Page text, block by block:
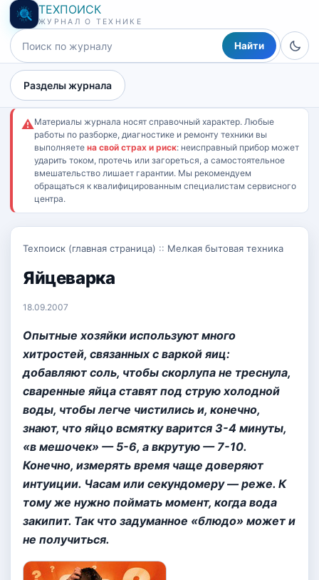
ТЕХПОИСК
ЖУРНАЛ О ТЕХНИКЕ
Найти
Разделы журнала
⚠Материалы журнала носят справочный характер. Любые
работы по разборке, диагностике и ремонту техники вы
выполняете на свой страх и риск: неисправный прибор может
ударить током, протечь или загореться, а самостоятельное
вмешательство лишает гарантии. Мы рекомендуем
обращаться к квалифицированным специалистам сервисного
центра.
Техпоиск (главная страница) :: Мелкая бытовая техника
Яйцеварка
18.09.2007
Опытные хозяйки используют много
хитростей, связанных с варкой яиц:
добавляют соль, чтобы скорлупа не треснула,
сваренные яйца ставят под струю холодной
воды, чтобы легче чистились и, конечно,
знают, что яйцо всмятку варится 3-4 минуты,
«в мешочек» — 5-6, а вкрутую — 7-10.
Конечно, измерять время чаще доверяют
интуиции. Часам или секундомеру — реже. К
тому же нужно поймать момент, когда вода
закипит. Так что задуманное «блюдо» может и
не получиться.